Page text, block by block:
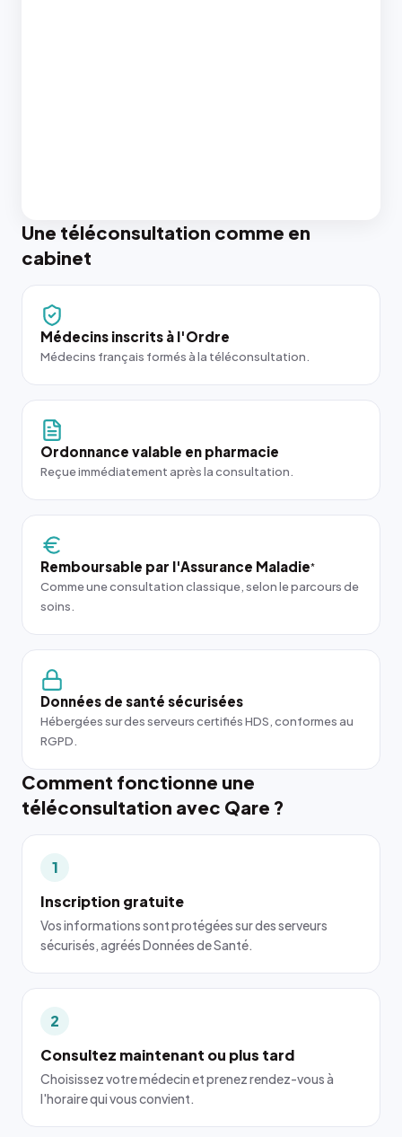
Une téléconsultation comme en
cabinet
Médecins inscrits à l'Ordre
Médecins français formés à la téléconsultation.
Ordonnance valable en pharmacie
Reçue immédiatement après la consultation.
Remboursable par l'Assurance Maladie*
Comme une consultation classique, selon le parcours de
soins.
Données de santé sécurisées
Hébergées sur des serveurs certifiés HDS, conformes au
RGPD.
Comment fonctionne une
téléconsultation avec Qare ?
1
Inscription gratuite
Vos informations sont protégées sur des serveurs
sécurisés, agréés Données de Santé.
2
Consultez maintenant ou plus tard
Choisissez votre médecin et prenez rendez-vous à
l'horaire qui vous convient.